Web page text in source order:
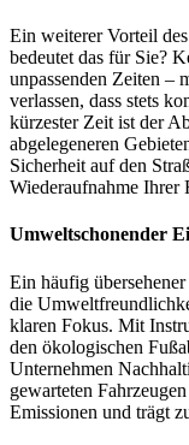
Ein weiterer Vorteil
bedeutet das für Sie?
unpassenden Zeiten –
verlassen, dass stets
kürzester Zeit ist der
abgelegeneren
Sicherheit auf den
Wiederaufnahme Ihrer
Umweltschonender
Ein häufig
die
klaren Fokus. Mit
den ökologischen
Unternehmen
gewarteten
Emissionen und trägt